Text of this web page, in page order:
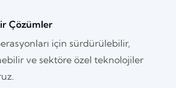
Çözümler
için sürdürülebilir,
ve sektöre özel teknolojiler